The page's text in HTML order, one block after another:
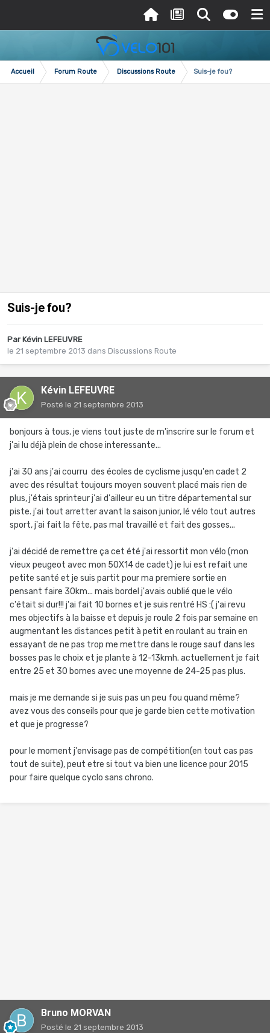
Accueil Forum Route Discussions Route Suis-je fou?
Suis-je fou?
Par Kévin LEFEUVRE
le 21 septembre 2013 dans Discussions Route
Kévin LEFEUVRE
Posté le 21 septembre 2013
bonjours à tous, je viens tout juste de m'inscrire sur le forum et
j'ai lu déjà plein de chose interessante...
j'ai 30 ans j'ai courru des écoles de cyclisme jusqu'en cadet 2
avec des résultat toujours moyen souvent placé mais rien de
plus, j'étais sprinteur j'ai d'ailleur eu un titre départemental sur
piste. j'ai tout arretter avant la saison junior, lé vélo tout autres
sport, j'ai fait la fête, pas mal travaillé et fait des gosses...
j'ai décidé de remettre ça cet été j'ai ressortit mon vélo (mon
vieux peugeot avec mon 50X14 de cadet) je lui est refait une
petite santé et je suis partit pour ma premiere sortie en
pensant faire 30km... mais bordel j'avais oublié que le vélo
c'était si dur!!! j'ai fait 10 bornes et je suis rentré HS :( j'ai revu
mes objectifs à la baisse et depuis je roule 2 fois par semaine en
augmentant les distances petit à petit en roulant au train en
essayant de ne pas trop me mettre dans le rouge sauf dans les
bosses pas le choix et je plante à 12-13kmh. actuellement je fait
entre 25 et 30 bornes avec une moyenne de 24-25 pas plus.
mais je me demande si je suis pas un peu fou quand même?
avez vous des conseils pour que je garde bien cette motivation
et que je progresse?
pour le moment j'envisage pas de compétition(en tout cas pas
tout de suite), peut etre si tout va bien une licence pour 2015
pour faire quelque cyclo sans chrono.
Bruno MORVAN
Posté le 21 septembre 2013